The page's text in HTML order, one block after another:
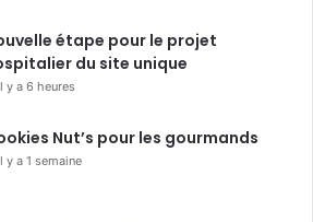
étape pour le projet
du site unique
y a 6 heures
Nut’s pour les gourmands
y a 1 semaine